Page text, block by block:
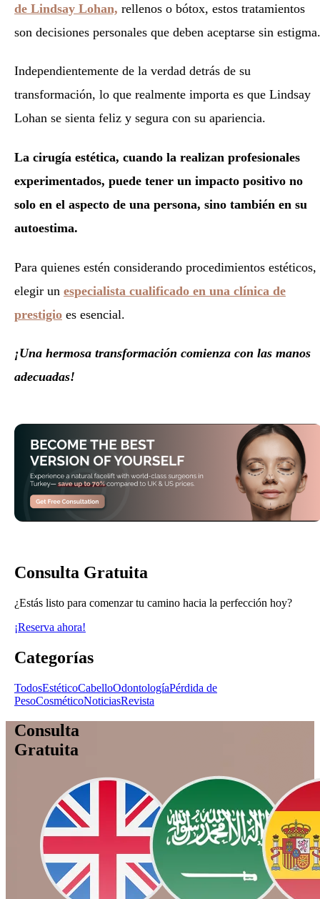
de Lindsay Lohan, rellenos o bótox, estos tratamientos
son decisiones personales que deben aceptarse sin estigma.
Independientemente de la verdad detrás de su
transformación, lo que realmente importa es que Lindsay
Lohan se sienta feliz y segura con su apariencia.
La cirugía estética, cuando la realizan profesionales
experimentados, puede tener un impacto positivo no
solo en el aspecto de una persona, sino también en su
autoestima.
Para quienes estén considerando procedimientos estéticos,
elegir un especialista cualificado en una clínica de
prestigio es esencial.
¡Una hermosa transformación comienza con las manos
adecuadas!
Consulta Gratuita
¿Estás listo para comenzar tu camino hacia la perfección hoy?
¡Reserva ahora!
Categorías
TodosEstéticoCabelloOdontologíaPérdida de
PesoCosméticoNoticiasRevista
Consulta
Gratuita